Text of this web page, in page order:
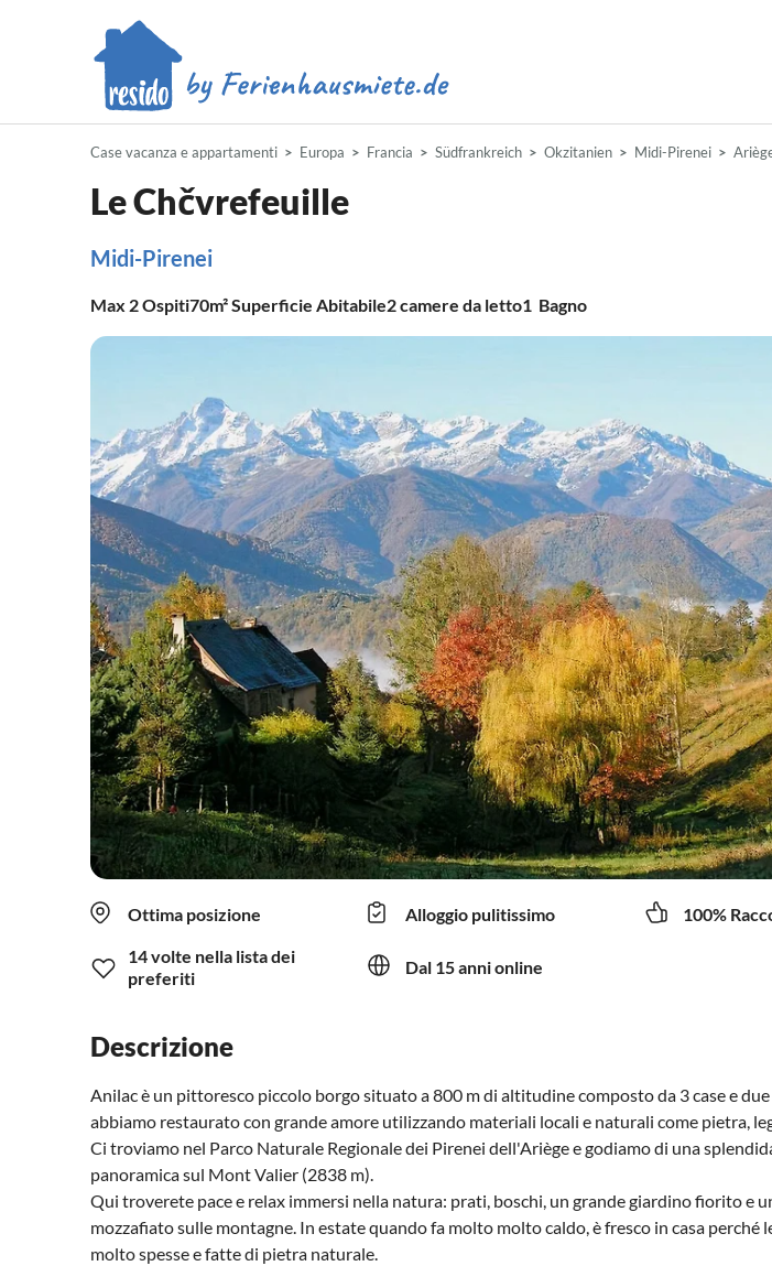
Case vacanza e appartamenti Europa Francia Südfrankreich Okzitanien Midi-Pirenei
Le Chčvrefeuille
Midi-Pirenei
Max 2Ospiti70m²Superficie Abitabile2camere da letto1 Bagno
Ottima posizione Alloggio pulitissimo
100%
14 volte nella lista dei
preferiti
Dal 15 anni online
Descrizione
Anilac è un pittoresco piccolo borgo situato a 800 m di altitudine composto da 3 case e
abbiamo restaurato con grande amore utilizzando materiali locali e naturali come pietra,
Ci troviamo nel Parco Naturale Regionale dei Pirenei dell'Ariège e godiamo di una
panoramica sul Mont Valier (2838 m).
Qui troverete pace e relax immersi nella natura: prati, boschi, un grande giardino fiorito e
mozzafiato sulle montagne. In estate quando fa molto molto caldo, è fresco in casa perché
molto spesse e fatte di pietra naturale.